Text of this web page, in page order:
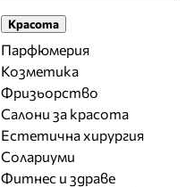
Красота
Парфюмерия
Козметика
Фризьорство
Салони за красота
Естетична хирургия
Солариуми
Фитнес и здраве